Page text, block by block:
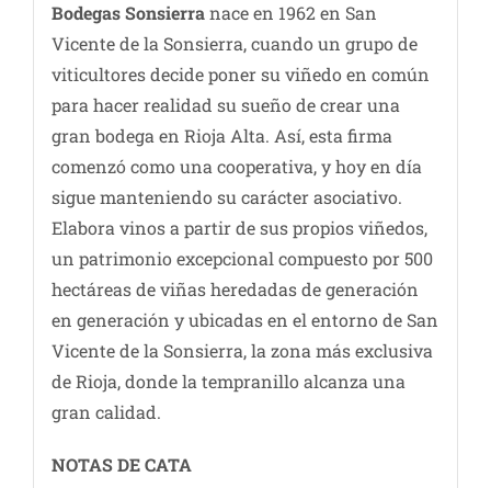
Bodegas Sonsierranace en 1962 en San
Vicente de la Sonsierra, cuando un grupo de
viticultores decide poner su viñedo en común
para hacer realidad su sueño de crear una
gran bodega en Rioja Alta. Así, esta firma
comenzó como una cooperativa, y hoy en día
sigue manteniendo su carácter asociativo.
Elabora vinos a partir de sus propios viñedos,
un patrimonio excepcional compuesto por 500
hectáreas de viñas heredadas de generación
en generación y ubicadas en el entorno de San
Vicente de la Sonsierra, la zona más exclusiva
de Rioja, donde la tempranillo alcanza una
gran calidad.
NOTAS DE CATA